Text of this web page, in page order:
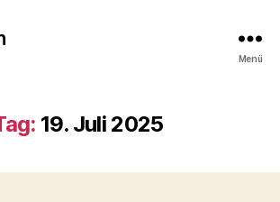
Menü
19. Juli 2025